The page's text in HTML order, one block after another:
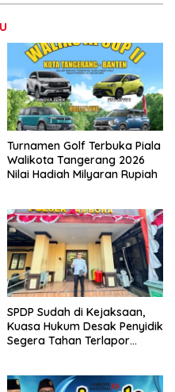
Turnamen Golf Terbuka Piala
Walikota Tangerang 2026
Nilai Hadiah Milyaran Rupiah
SPDP Sudah di Kejaksaan,
Kuasa Hukum Desak Penyidik
Segera Tahan Terlapor